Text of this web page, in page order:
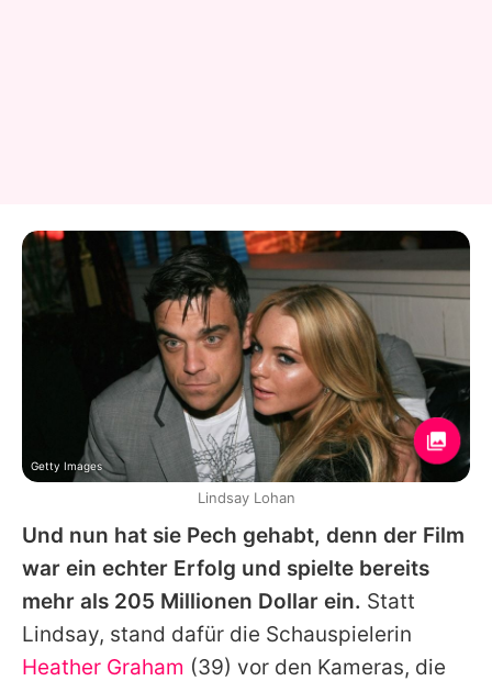
Und nun hat sie Pech gehabt, denn der Film
war ein echter Erfolg und spielte bereits
mehr als 205 Millionen Dollar ein. Statt
Lindsay, stand dafür die Schauspielerin
Heather Graham (39) vor den Kameras, die
Getty Images
Lindsay Lohan